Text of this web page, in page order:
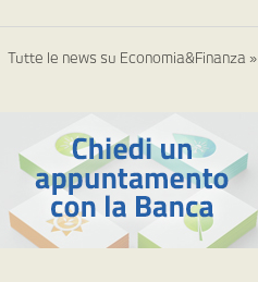
Tutte le news su Economia&Finanza »